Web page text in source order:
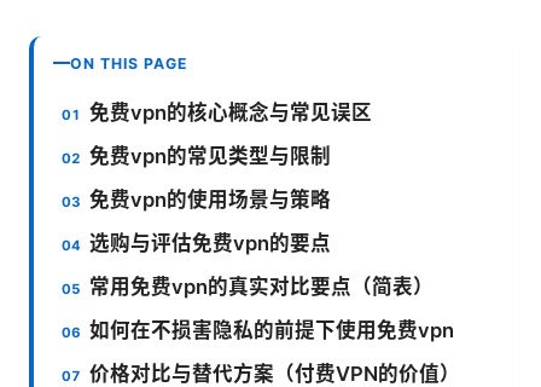
ON THIS PAGE
免费vpn的核心概念与常见误区
免费vpn的常见类型与限制
免费vpn的使用场景与策略
选购与评估免费vpn的要点
常用免费vpn的真实对比要点（简表）
如何在不损害隐私的前提下使用免费vpn
价格对比与替代方案（付费VPN的价值）